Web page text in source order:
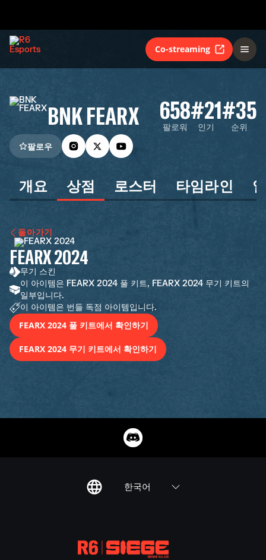
Co-streaming
BNK FEARX 658
팔로워
#21
인기
#35
순위
팔로우
개요 상점 로스터 타임라인
돌아가기
FEARX 2024
무기 스킨
이 아이템은 FEARX 2024 풀 키트, FEARX 2024 무기 키트의
일부입니다.
이 아이템은 번들 독점 아이템입니다.
FEARX 2024 풀 키트에서 확인하기
FEARX 2024 무기 키트에서 확인하기
한국어